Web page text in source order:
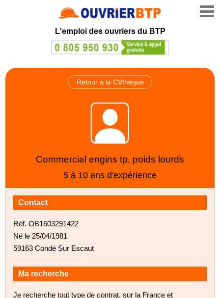
L'emploi des ouvriers du BTP
Retour à la CVthèque
Commercial engins tp, poids lourds
5 à 10 ans d'expérience
Contact
Réf. OB1603291422
Né le 25/04/1981
59163 Condé Sur Escaut
Ma recherche
Je recherche tout type de contrat, sur la France et